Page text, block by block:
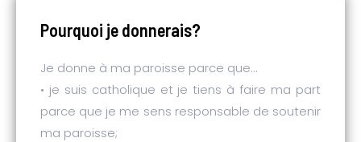
Pourquoi je donnerais?
Je donne à ma paroisse parce que…
• je suis catholique et je tiens à faire ma part
parce que je me sens responsable de soutenir
ma paroisse;